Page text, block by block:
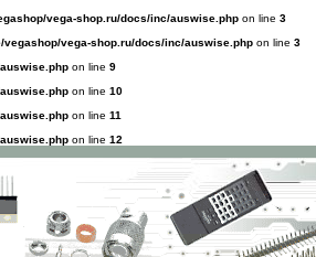
vega-shop.ru/docs/inc/auswise.php on line 3
vegashop/vega-shop.ru/docs/inc/auswise.php on line 3
on line 9
on line 10
on line 11
on line 12